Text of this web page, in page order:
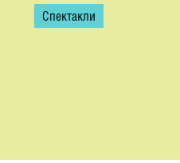
Спектакли